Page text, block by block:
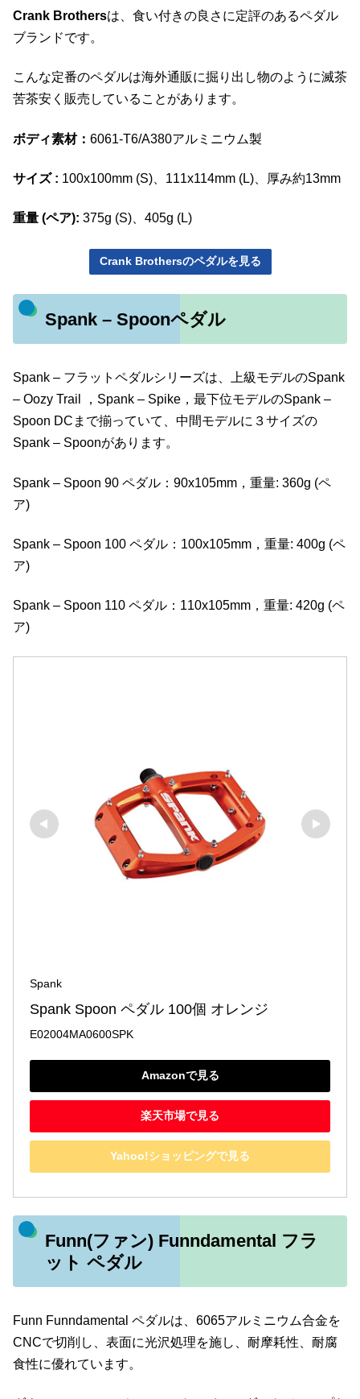
Crank Brothersは、食い付きの良さに定評のあるペダル
ブランドです。
こんな定番のペダルは海外通販に掘り出し物のように滅茶
苦茶安く販売していることがあります。
ボディ素材： 6061-T6/A380アルミニウム製
サイズ : 100x100mm (S)、111x114mm (L)、厚み約13mm
重量 (ペア): 375g (S)、405g (L)
Crank Brothersのペダルを見る
Spank – Spoonペダル
Spank – フラットペダルシリーズは、上級モデルのSpank
– Oozy Trail ，Spank – Spike，最下位モデルのSpank –
Spoon DCまで揃っていて、中間モデルに３サイズの
Spank – Spoonがあります。
Spank – Spoon 90 ペダル：90x105mm，重量: 360g (ペ
ア)
Spank – Spoon 100 ペダル：100x105mm，重量: 400g (ペ
ア)
Spank – Spoon 110 ペダル：110x105mm，重量: 420g (ペ
ア)
Spank
Spank Spoon ペダル 100個 オレンジ
E02004MA0600SPK
Amazonで見る
楽天市場で見る
Yahoo!ショッピングで見る
Funn(ファン) Funndamental フラ
ット ペダル
Funn Funndamental ペダルは、6065アルミニウム合金を
CNCで切削し、表面に光沢処理を施し、耐摩耗性、耐腐
食性に優れています。